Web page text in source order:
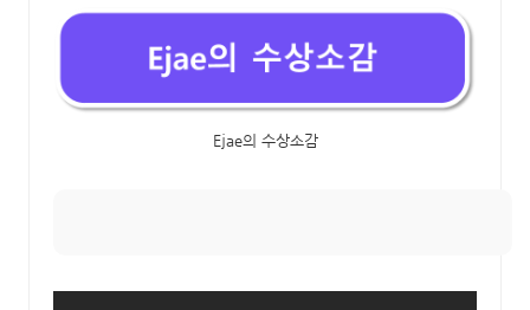
Ejae의 수상소감